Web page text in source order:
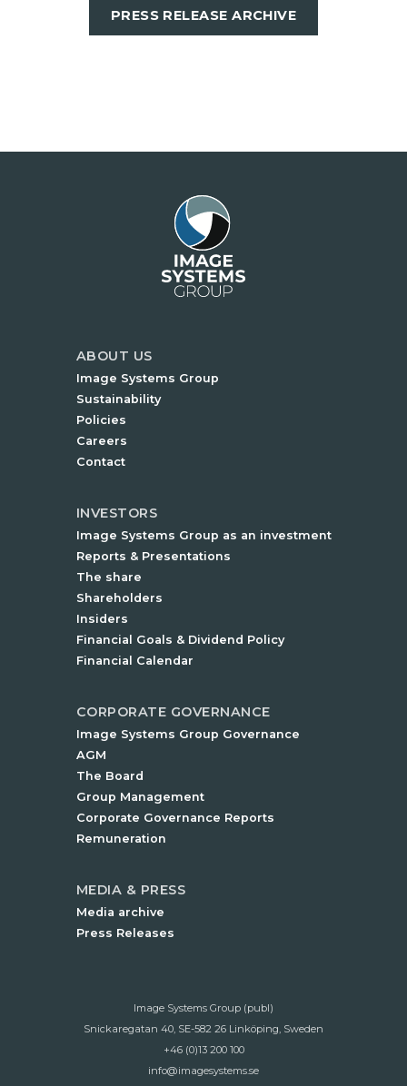
PRESS RELEASE ARCHIVE
ABOUT US
Image Systems Group
Sustainability
Policies
Careers
Contact
INVESTORS
Image Systems Group as an investment
Reports & Presentations
The share
Shareholders
Insiders
Financial Goals & Dividend Policy
Financial Calendar
CORPORATE GOVERNANCE
Image Systems Group Governance
AGM
The Board
Group Management
Corporate Governance Reports
Remuneration
MEDIA & PRESS
Media archive
Press Releases
Image Systems Group (publ)
Snickaregatan 40, SE-582 26 Linköping, Sweden
+46 (0)13 200 100
info@imagesystems.se